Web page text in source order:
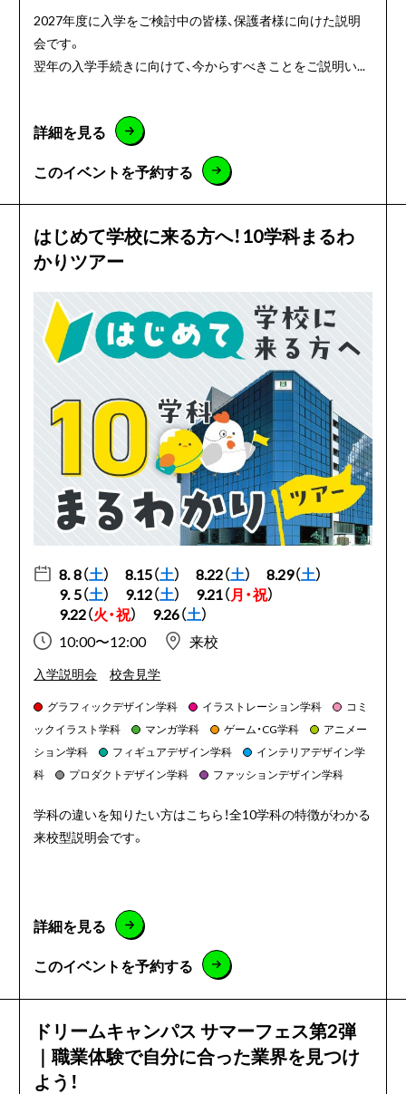
2027年度に入学をご検討中の皆様、保護者様に向けた説明
会です。
翌年の入学手続きに向けて、今からすべきことをご説明い...
詳細を見る
このイベントを予約する
はじめて学校に来る方へ！10学科まるわ
かりツアー
8. 8（土） 8.15（土） 8.22（土） 8.29（土）
9. 5（土） 9.12（土） 9.21（月・祝）
9.22（火・祝） 9.26（土）
10:00〜12:00
来校
入学説明会 校舎見学
グラフィックデザイン学科 イラストレーション学科
コミ
ックイラスト学科
マンガ学科 ゲーム・CG学科
アニメー
ション学科
フィギュアデザイン学科
インテリアデザイン学
科
プロダクトデザイン学科 ファッションデザイン学科
学科の違いを知りたい方はこちら！全10学科の特徴がわかる
来校型説明会です。
詳細を見る
このイベントを予約する
ドリームキャンパス サマーフェス第2弾
｜職業体験で自分に合った業界を見つけ
よう！